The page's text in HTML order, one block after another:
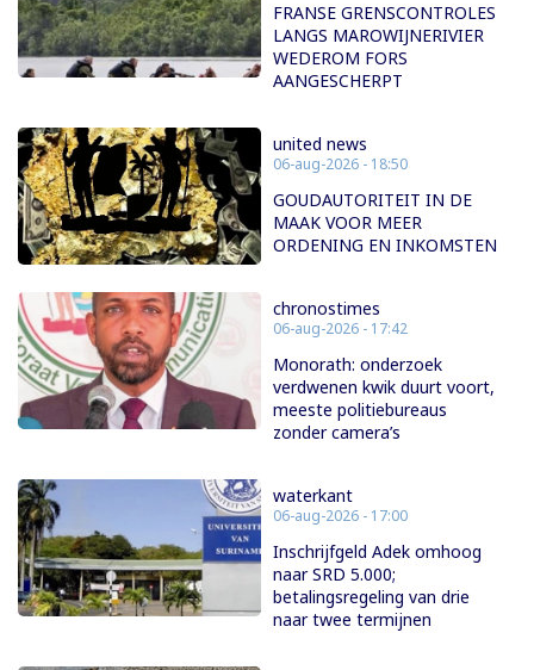
FRANSE GRENSCONTROLES
LANGS MAROWIJNERIVIER
WEDEROM FORS
AANGESCHERPT
united news
06-aug-2026 - 18:50
GOUDAUTORITEIT IN DE
MAAK VOOR MEER
ORDENING EN INKOMSTEN
chronostimes
06-aug-2026 - 17:42
Monorath: onderzoek
verdwenen kwik duurt voort,
meeste politiebureaus
zonder camera’s
waterkant
06-aug-2026 - 17:00
Inschrijfgeld Adek omhoog
naar SRD 5.000;
betalingsregeling van drie
naar twee termijnen